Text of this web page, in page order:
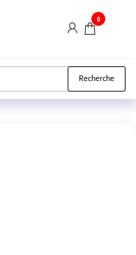
0
Recherche